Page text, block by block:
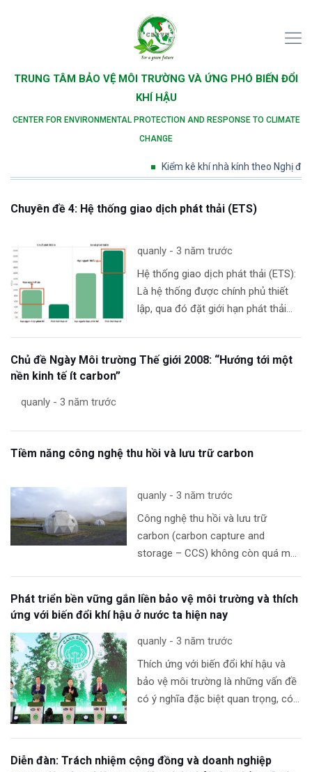
TRUNG TÂM BẢO VỆ MÔI TRƯỜNG VÀ ỨNG PHÓ BIẾN ĐỔI
KHÍ HẬU
CENTER FOR ENVIRONMENTAL PROTECTION AND RESPONSE TO CLIMATE
CHANGE
Kiểm kê khí nhà kính theo Nghị
Chuyên đề 4: Hệ thống giao dịch phát thải (ETS)
quanly - 3 năm trước
Hệ thống giao dịch phát thải (ETS):
Là hệ thống được chính phủ thiết
lập, qua đó đặt giới hạn phát thải
Chủ đề Ngày Môi trường Thế giới 2008: “Hướng tới một
nền kinh tế ít carbon”
quanly - 3 năm trước
Tiềm năng công nghệ thu hồi và lưu trữ carbon
quanly - 3 năm trước
Công nghệ thu hồi và lưu trữ
carbon (carbon capture and
storage – CCS) không còn quá mới
lực thực sự[…]
Phát triển bền vững gắn liền bảo vệ môi trường và thích
ứng với biến đổi khí hậu ở nước ta hiện nay
quanly - 3 năm trước
Thích ứng với biến đổi khí hậu và
bảo vệ môi trường là những vấn đề
có ý nghĩa đặc biệt quan trọng, có
Diễn đàn: Trách nhiệm cộng đồng và doanh nghiệp